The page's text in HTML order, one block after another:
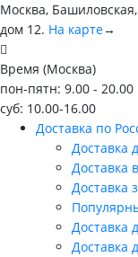
Москва, Башиловская,
дом 12. На карте→
Время (Москва)
пон-пятн: 9.00 - 20.00
суб: 10.00-16.00
Доставка по
Доставка
Доставка
Доставка
Доставка
Доставка